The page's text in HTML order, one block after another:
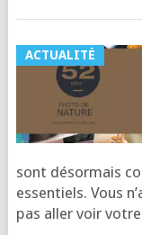
ACTUALITÉ
sont désor­mais
essen­tiels. Vous
pas aller voir